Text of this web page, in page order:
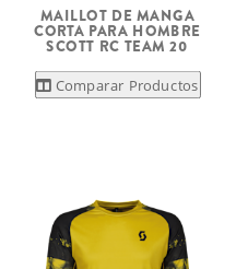
MAILLOT DE MANGA
CORTA PARA HOMBRE
SCOTT RC TEAM 20
Comparar Productos